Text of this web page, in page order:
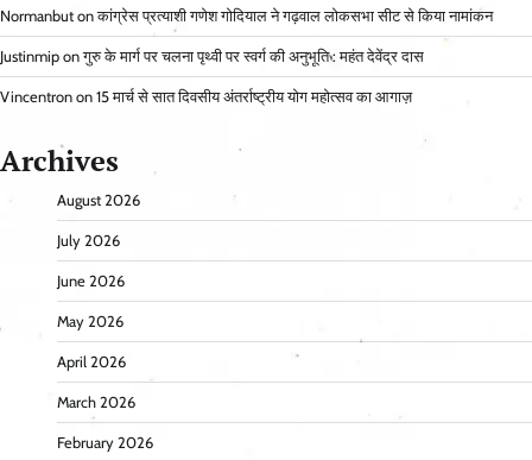
Normanbut onकांग्रेस प्रत्याशी गणेश गोदियाल ने गढ़वाल लोकसभा सीट से किया नामांकन
Justinmip onगुरु के मार्ग पर चलना पृथ्वी पर स्वर्ग की अनुभूति : महंत देवेंद्र दास
Vincentron on 15 मार्च से सात दिवसीय अंतर्राष्ट्रीय योग महोत्सव का आगाज़
Archives
August 2026
July 2026
June 2026
May 2026
April 2026
March 2026
February 2026